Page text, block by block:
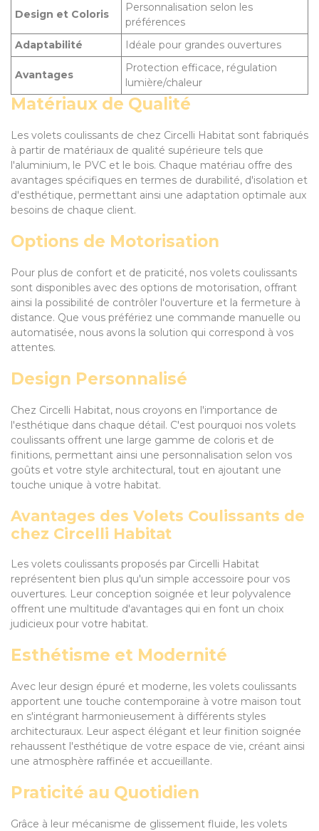
Design et Coloris
Personnalisation selon les
préférences
Adaptabilité
Idéale pour grandes ouvertures
Avantages
Protection efficace, régulation
lumière/chaleur
Matériaux de Qualité
Les volets coulissants de chez Circelli Habitat sont fabriqués
à partir de matériaux de qualité supérieure tels que
l'aluminium, le PVC et le bois. Chaque matériau offre des
avantages spécifiques en termes de durabilité, d'isolation et
d'esthétique, permettant ainsi une adaptation optimale aux
besoins de chaque client.
Options de Motorisation
Pour plus de confort et de praticité, nos volets coulissants
sont disponibles avec des options de motorisation, offrant
ainsi la possibilité de contrôler l'ouverture et la fermeture à
distance. Que vous préfériez une commande manuelle ou
automatisée, nous avons la solution qui correspond à vos
attentes.
Design Personnalisé
Chez Circelli Habitat, nous croyons en l'importance de
l'esthétique dans chaque détail. C'est pourquoi nos volets
coulissants offrent une large gamme de coloris et de
finitions, permettant ainsi une personnalisation selon vos
goûts et votre style architectural, tout en ajoutant une
touche unique à votre habitat.
Avantages des Volets Coulissants de
chez Circelli Habitat
Les volets coulissants proposés par Circelli Habitat
représentent bien plus qu'un simple accessoire pour vos
ouvertures. Leur conception soignée et leur polyvalence
offrent une multitude d'avantages qui en font un choix
judicieux pour votre habitat.
Esthétisme et Modernité
Avec leur design épuré et moderne, les volets coulissants
apportent une touche contemporaine à votre maison tout
en s'intégrant harmonieusement à différents styles
architecturaux. Leur aspect élégant et leur finition soignée
rehaussent l'esthétique de votre espace de vie, créant ainsi
une atmosphère raffinée et accueillante.
Praticité au Quotidien
Grâce à leur mécanisme de glissement fluide, les volets